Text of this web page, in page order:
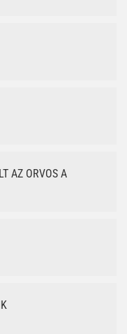
AZ ORVOS A